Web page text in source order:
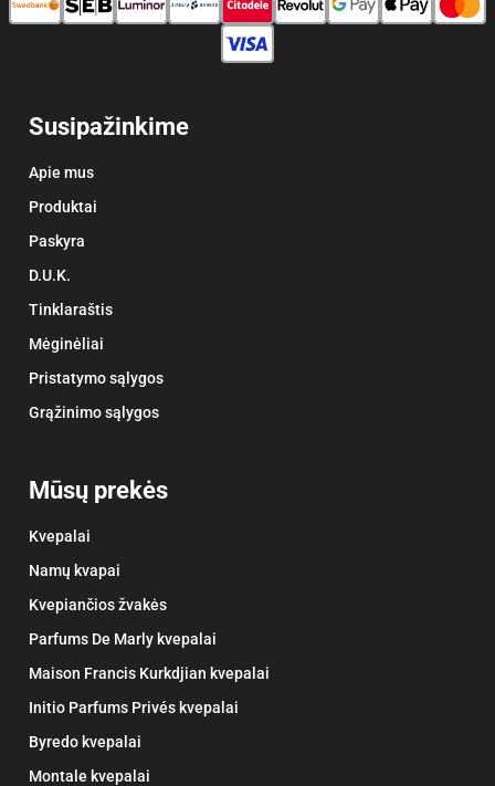
Susipažinkime
Apie mus
Produktai
Paskyra
D.U.K.
Tinklaraštis
Mėginėliai
Pristatymo sąlygos
Grąžinimo sąlygos
Mūsų prekės
Kvepalai
Namų kvapai
Kvepiančios žvakės
Parfums De Marly kvepalai
Maison Francis Kurkdjian kvepalai
Initio Parfums Privés kvepalai
Byredo kvepalai
Montale kvepalai